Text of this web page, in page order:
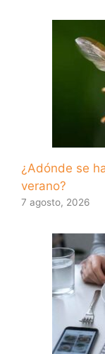
¿Adónde se
verano?
7 agosto, 2026